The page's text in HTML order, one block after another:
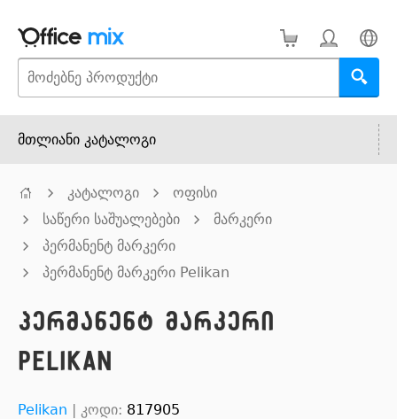
მთლიანი კატალოგი
კატალოგი
ოფისი
საწერი საშუალებები
მარკერი
პერმანენტ მარკერი
პერმანენტ მარკერი Pelikan
პერმანენტ მარკერი
Pelikan
Pelikan | კოდი: 817905